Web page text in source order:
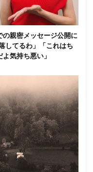
親密メッセージ公開に
してるわ」「これはち
気持ち悪い」